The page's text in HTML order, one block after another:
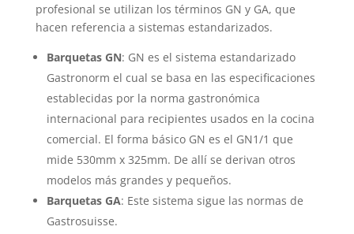
profesional se utilizan los términos GN y GA, que
hacen referencia a sistemas estandarizados.
Barquetas GN: GN es el sistema estandarizado
Gastronorm el cual se basa en las especificaciones
establecidas por la norma gastronómica
internacional para recipientes usados en la cocina
comercial. El forma básico GN es el GN1/1 que
mide 530mm x 325mm. De allí se derivan otros
modelos más grandes y pequeños.
Barquetas GA: Este sistema sigue las normas de
Gastrosuisse.